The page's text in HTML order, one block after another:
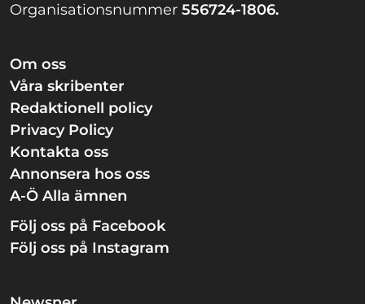
Organisationsnummer 556724-1806.
Om oss
Våra skribenter
Redaktionell policy
Privacy Policy
Kontakta oss
Annonsera hos oss
A-Ö Alla ämnen
Följ oss på Facebook
Följ oss på Instagram